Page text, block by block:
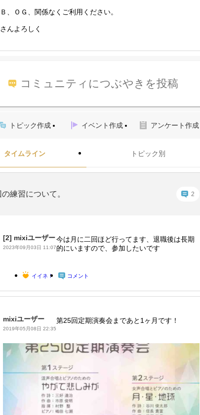
、ＯＧ、関係なくご利用ください。
んよろしく
コミュニティにつぶやきを投稿
トピック作成 イベント作成 アンケート作成
タイムライン トピック別
練習について。 2
[2] mixiユーザー
2023年09月03日 11:07
今は月に二回ほど行ってます、退職後は長期
的にいますので、参加したいです
イイネ！ コメント
mixiユーザー
2019年05月08日 22:35
第25回定期演奏会まであと1ヶ月です！